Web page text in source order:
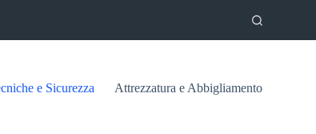
e Sicurezza Attrezzatura e Abbigliamento